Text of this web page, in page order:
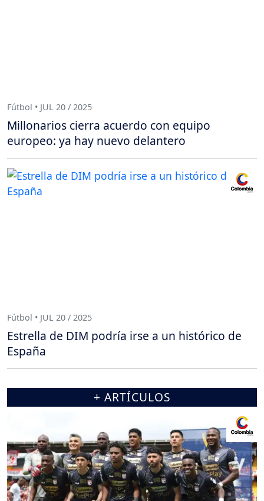
Fútbol • JUL 20 / 2025
Millonarios cierra acuerdo con equipo
europeo: ya hay nuevo delantero
Fútbol • JUL 20 / 2025
Estrella de DIM podría irse a un histórico de
España
+ ARTÍCULOS